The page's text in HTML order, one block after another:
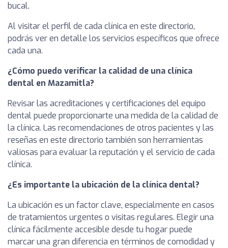
bucal.
Al visitar el perfil de cada clínica en este directorio,
podrás ver en detalle los servicios específicos que ofrece
cada una.
¿Cómo puedo verificar la calidad de una clínica
dental en Mazamitla?
Revisar las acreditaciones y certificaciones del equipo
dental puede proporcionarte una medida de la calidad de
la clínica. Las recomendaciones de otros pacientes y las
reseñas en este directorio también son herramientas
valiosas para evaluar la reputación y el servicio de cada
clínica.
¿Es importante la ubicación de la clínica dental?
La ubicación es un factor clave, especialmente en casos
de tratamientos urgentes o visitas regulares. Elegir una
clínica fácilmente accesible desde tu hogar puede
marcar una gran diferencia en términos de comodidad y